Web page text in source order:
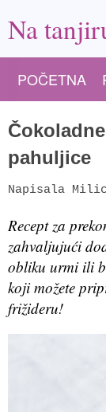
Na
POČETNA
pahuljice
Napisala
Recept za
zahvaljujući
obliku urmi ili
koji možete
frižideru!